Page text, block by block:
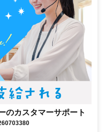
のカスタマーサポート